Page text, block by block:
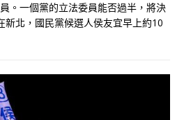
。一個黨的立法委員能否過半，將決
新北，國民黨候選人侯友宜早上約10